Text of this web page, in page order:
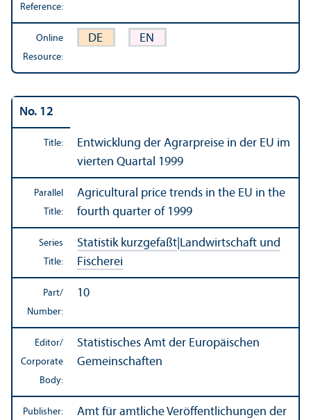
Reference:
Online
Resource:
DE EN
No. 12
Title:
Entwicklung der Agrarpreise in der EU im
vierten Quartal 1999
Parallel
Title:
Agricultural price trends in the EU in the
fourth quarter of 1999
Series
Title:
Statistik kurzgefaßt Landwirtschaft und
Fischerei
Part/
Number:
10
Editor/
Corporate
Body:
Statistisches Amt der Europäischen
Gemeinschaften
Publisher:
Amt für amtliche Veröffentlichungen der